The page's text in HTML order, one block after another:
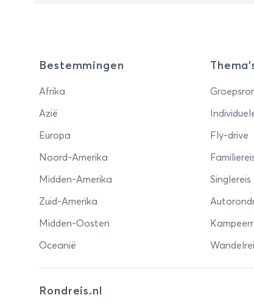
Bestemmingen
Afrika
Azië
Europa
Noord-Amerika
Midden-Amerika
Zuid-Amerika
Midden-Oosten
Oceanië
Fly-drive
Singlereis
Rondreis.nl